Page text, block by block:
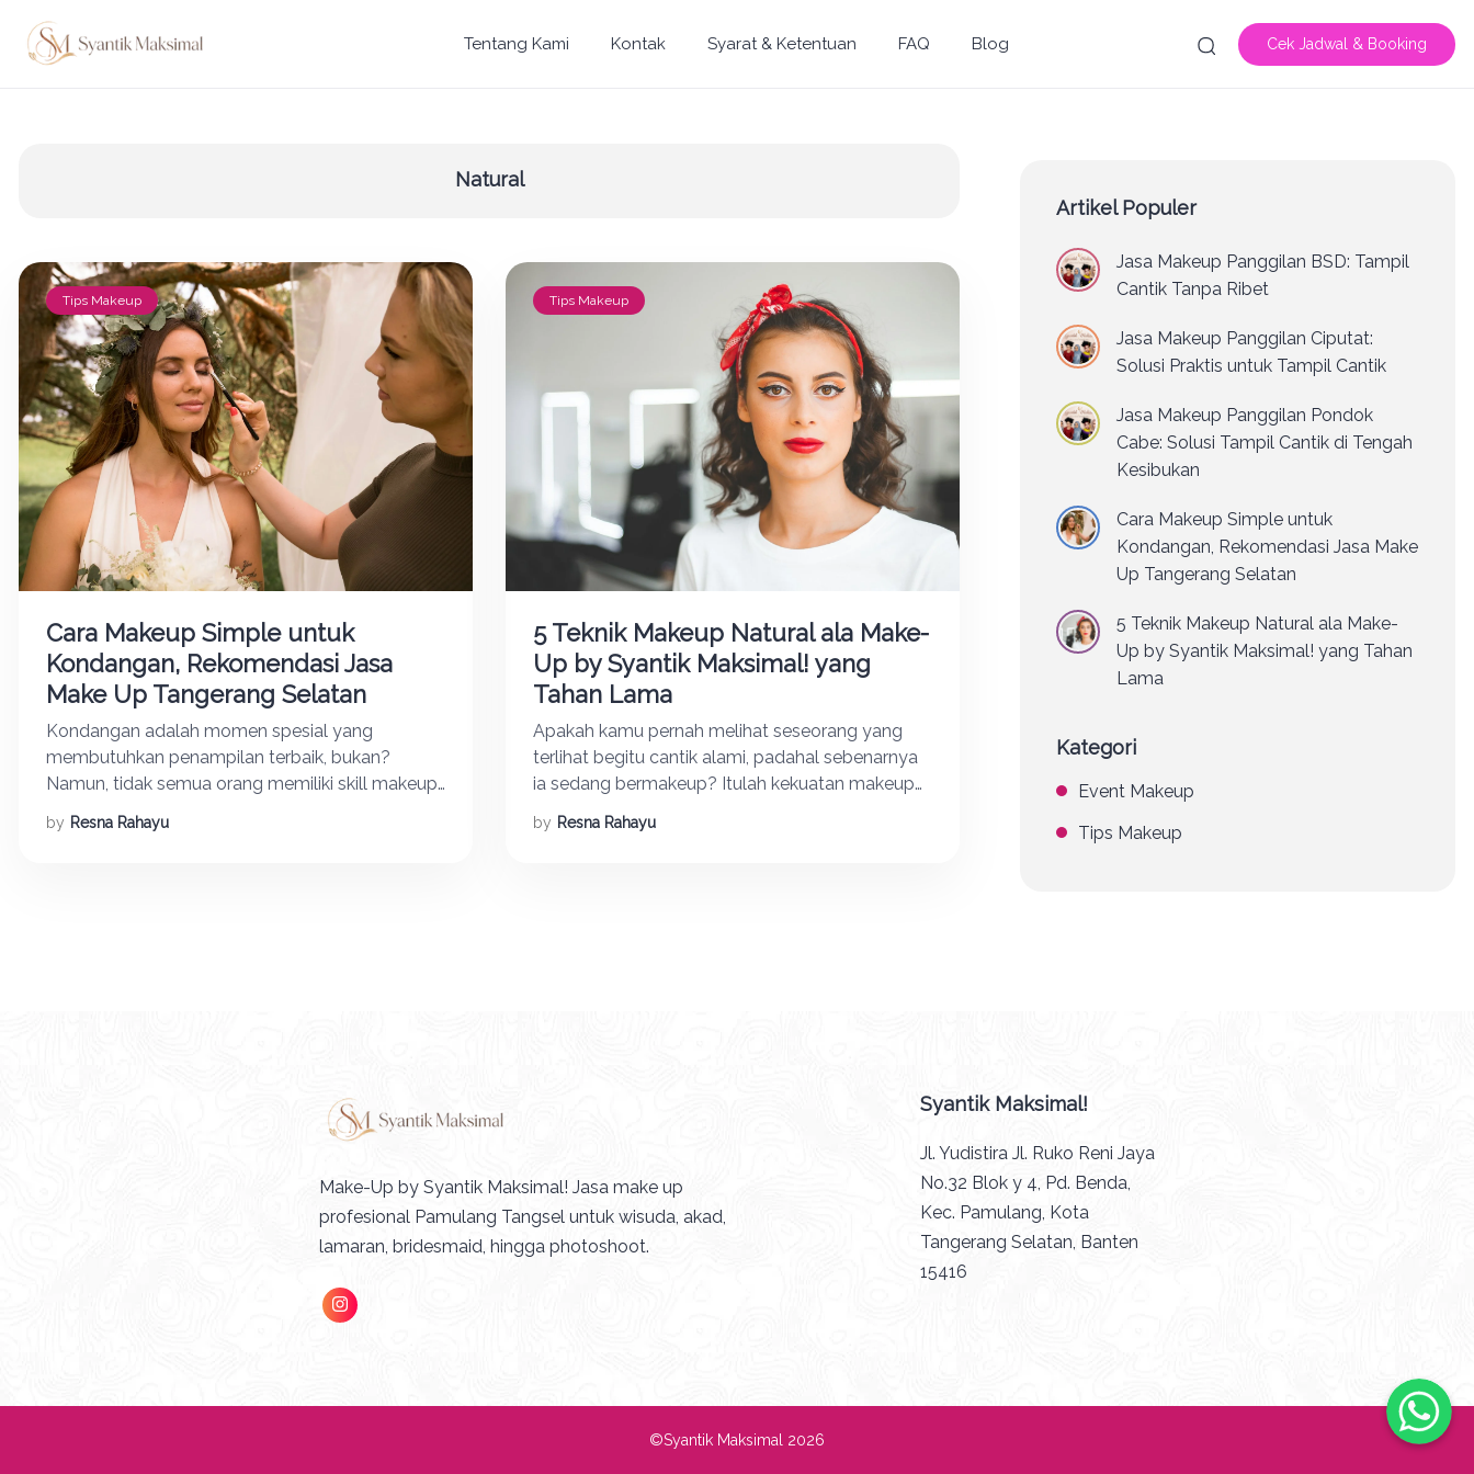
Cek Jadwal & Booking
Tentang Kami Kontak Syarat & Ketentuan FAQ Blog
Natural
Tips Makeup
Cara Makeup Simple untuk
Kondangan, Rekomendasi Jasa
Make Up Tangerang Selatan
Kondangan adalah momen spesial yang
membutuhkan penampilan terbaik, bukan?
Namun, tidak semua orang memiliki skill makeup
yang mumpuni untuk tampil memukau. Jangan
khawatir! Artikel ini akan memandu kamu untuk
by Resna Rahayu
Tips Makeup
5 Teknik Makeup Natural ala Make-
Up by Syantik Maksimal! yang
Tahan Lama
Apakah kamu pernah melihat seseorang yang
terlihat begitu cantik alami, padahal sebenarnya
ia sedang bermakeup? Itulah kekuatan makeup
natural yang sesungguhnya. Di era modern ini,
tren makeup natural semakin mendominasi dunia
by Resna Rahayu
Artikel Populer
Jasa Makeup Panggilan BSD: Tampil
Cantik Tanpa Ribet
Jasa Makeup Panggilan Ciputat:
Solusi Praktis untuk Tampil Cantik
Jasa Makeup Panggilan Pondok
Cabe: Solusi Tampil Cantik di Tengah
Kesibukan
Cara Makeup Simple untuk
Kondangan, Rekomendasi Jasa Make
Up Tangerang Selatan
5 Teknik Makeup Natural ala Make-
Up by Syantik Maksimal! yang Tahan
Lama
Kategori
Event Makeup
Tips Makeup
Make-Up by Syantik Maksimal! Jasa make up
profesional Pamulang Tangsel untuk wisuda, akad,
lamaran, bridesmaid, hingga photoshoot.
Syantik Maksimal!
Jl. Yudistira Jl. Ruko Reni Jaya
No.32 Blok y 4, Pd. Benda,
Kec. Pamulang, Kota
Tangerang Selatan, Banten
15416
©Syantik Maksimal 2026